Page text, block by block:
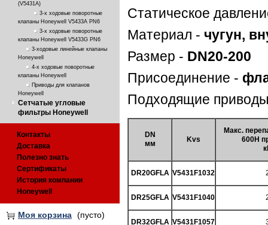
(V5431А)
3-х ходовые поворотные
клапаны Honeywell V5433A PN6
3-х ходовые поворотные
клапаны Honeywell V5433G PN6
3-ходовые линейные клапаны
Honeywell
4-х ходовые поворотные
клапаны Honeywell
Приводы для клапанов
Honeywell
Сетчатые угловые
фильтры Honeywell
Контакты
Доставка
Полезно знать
Сертификаты
История компании
Honeywell
Моя корзина (пусто)
Статическое
Материал - чугун,
Размер - DN20-200
Присоединение -
Подходящие
DN
мм
Kvs
Макс.
600Н
DR20GFLA V5431F1032
DR25GFLA V5431F1040
DR32GFLA V5431F1057